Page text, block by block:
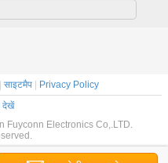
साइटमैप
Privacy Policy
देखें
Fuyconn Electronics Co,.LTD.